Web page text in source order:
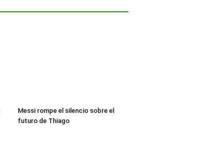
Messi rompe el silencio sobre el
futuro de Thiago